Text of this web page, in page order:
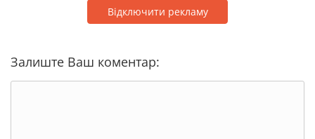
Відключити рекламу
Залиште Ваш коментар: